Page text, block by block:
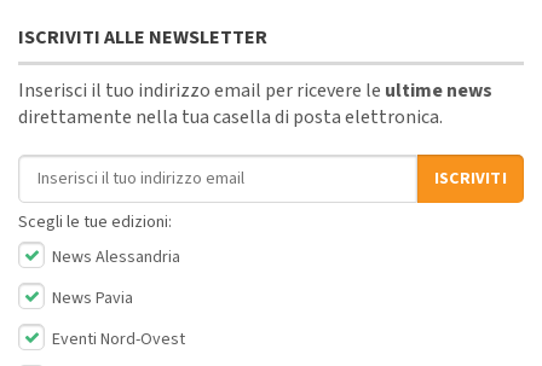
ISCRIVITI ALLE NEWSLETTER
Inserisci il tuo indirizzo email per ricevere le ultime news
direttamente nella tua casella di posta elettronica.
Indirizzo email
ISCRIVITI
Scegli le tue edizioni:
News Alessandria
News Pavia
Eventi Nord-Ovest